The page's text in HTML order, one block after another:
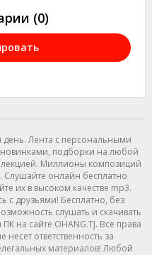
(0)
Лента с персональными
подборки на любой
Миллионы композиций
Слушайте онлайн бесплатно
их в высоком качестве mp3.
с друзьями! Бесплатно, без
слушать и скачивать
на сайте OHANG.TJ. Все права
ответственность за
материалов! Любой